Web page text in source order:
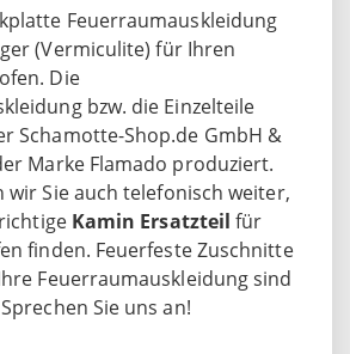
Feuerraumauskleidung
(Vermiculite) für Ihren
Die
bzw. die Einzelteile
Schamotte-Shop.de GmbH &
Marke Flamado produziert.
wir Sie auch telefonisch weiter,
Kamin Ersatzteil für
finden. Feuerfeste Zuschnitte
Feuerraumauskleidung sind
Sie uns an!